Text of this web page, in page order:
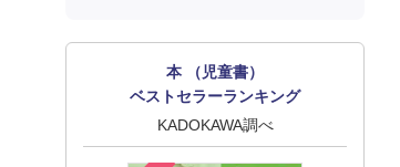
本 （児童書）
ベストセラーランキング
KADOKAWA調べ